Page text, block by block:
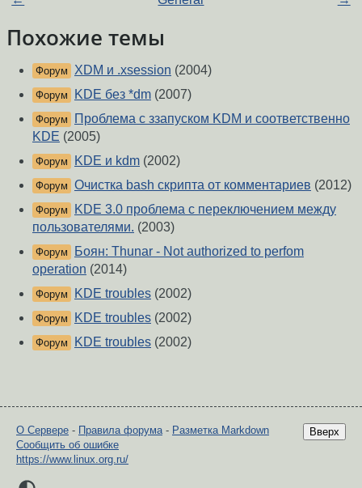
Похожие темы
Форум XDM и .xsession (2004)
Форум KDE без *dm (2007)
Форум
Проблема с ззапуском KDM и соответственно
KDE (2005)
Форум KDE и kdm (2002)
Форум Очистка bash скрипта от комментариев (2012)
Форум
KDE 3.0 проблема с переключением между
пользователями. (2003)
Форум
Боян: Thunar - Not authorized to perfom
operation (2014)
Форум KDE troubles (2002)
Форум KDE troubles (2002)
Форум KDE troubles (2002)
Вверх
О Сервере - Правила форума- Разметка Markdown
Сообщить об ошибке
https://www.linux.org.ru/